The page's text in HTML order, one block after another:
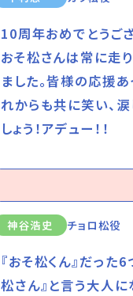
10周年おめでとうご
おそ松さんは常に走
ました。皆様の応援
れからも共に笑い、
しょう！アデュー！！
神谷浩史 チョロ松役
『おそ松くん』だった
松さん』と言う大人